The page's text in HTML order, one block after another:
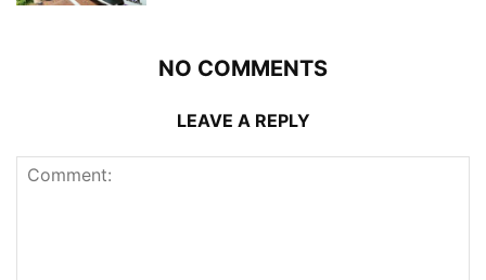
NO COMMENTS
LEAVE A REPLY